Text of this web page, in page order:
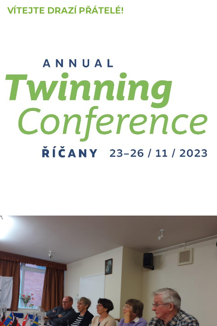
VÍTEJTE DRAZÍ PŘÁTELÉ!